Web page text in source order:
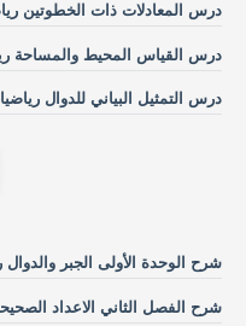
درس المعادلات ذات الخطوتين
درس القياس المحيط والمساحة
درس التمثيل البياني للدوال
شرح الوحدة الأولى الجبر
شرح الفصل الثاني الاعداد